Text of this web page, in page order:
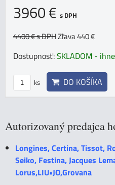
3960 € s DPH
4400 €s DPHZľava 440 €
Dostupnosť:SKLADOM -
ks DO KOŠÍKA
Autorizovaný predajca
Longines, Certina, Tissot,
Seiko, Festina, Jacques
Lorus,LIU•JO,Grovana